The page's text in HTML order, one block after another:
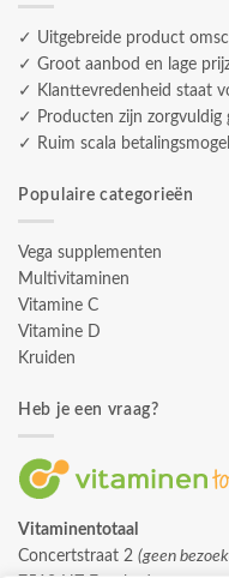
✓ Uitgebreide product
✓ Groot aanbod en lage
✓ Klanttevredenheid staat
✓ Producten zijn zorgvuldig
✓ Ruim scala
Populaire categorieën
Vega supplementen
Multivitaminen
Vitamine C
Vitamine D
Kruiden
Heb je een vraag?
Vitaminentotaal
Concertstraat 2 (geen